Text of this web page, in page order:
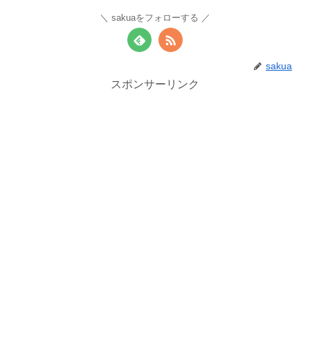
sakuaをフォローする
sakua
スポンサーリンク